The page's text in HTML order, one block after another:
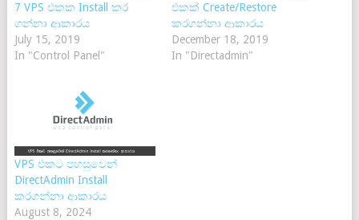
7 VPS එකක Install කර
ගන්නා ආකාරය
July 15, 2019
In "Control Panel"
එකක් Create/Restore
කරගන්නා ආකාරය
December 18, 2019
In "Directadmin"
VPS එකට පහසුවෙන්
DirectAdmin Install
කරගන්නා ආකාරය
August 8, 2024